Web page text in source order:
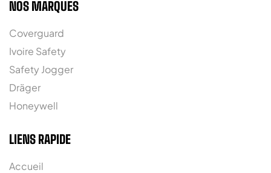
NOS MARQUES
Coverguard
Ivoire Safety
Safety Jogger
Dräger
Honeywell
LIENS RAPIDE
Accueil